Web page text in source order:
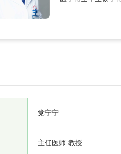
党宁宁
主任医师 教授